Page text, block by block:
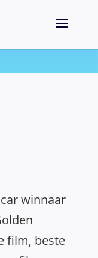
winnaar
film, beste